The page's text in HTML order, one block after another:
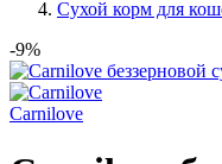
Сухой корм для
-9%
Сarnilove